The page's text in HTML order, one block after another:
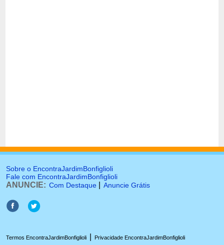
Sobre o EncontraJardimBonfiglioli
Fale com EncontraJardimBonfiglioli
ANUNCIE: Com Destaque Anuncie Grátis
Termos EncontraJardimBonfiglioli Privacidade EncontraJardimBonfiglioli